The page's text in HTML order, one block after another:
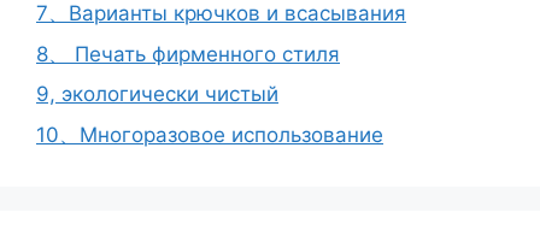
7、Варианты крючков и всасывания
8、 Печать фирменного стиля
9, экологически чистый
10、Многоразовое использование